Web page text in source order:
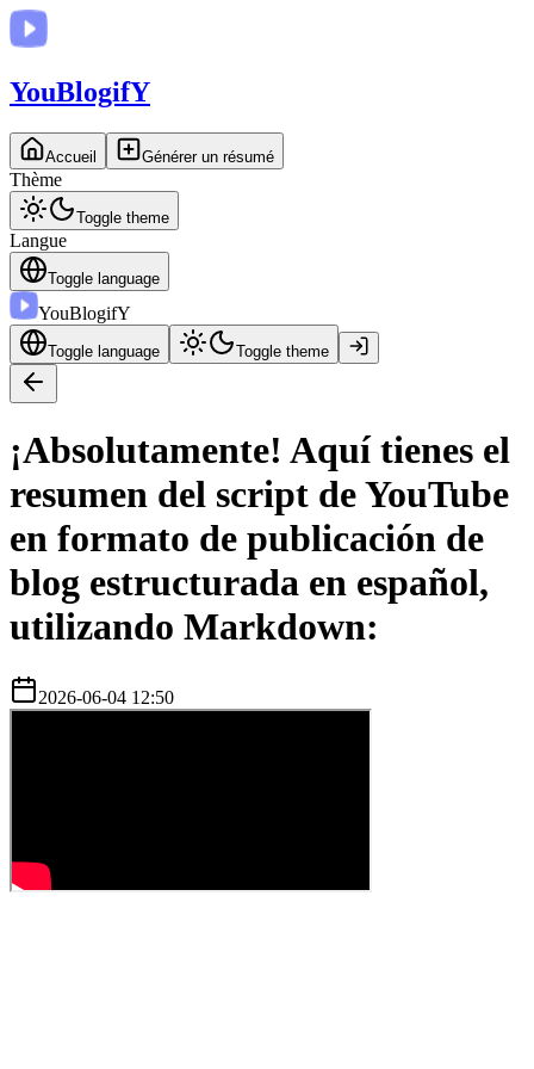
YouBlogifY
Accueil Générer un résumé
Thème
Toggle theme
Langue
Toggle language
YouBlogifY
Toggle language Toggle theme
¡Absolutamente! Aquí tienes el
resumen del script de YouTube
en formato de publicación de
blog estructurada en español,
utilizando Markdown:
2026-06-04 12:50